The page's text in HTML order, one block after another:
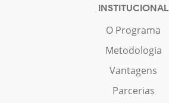
INSTITUCIONAL
O Programa
Metodologia
Vantagens
Parcerias